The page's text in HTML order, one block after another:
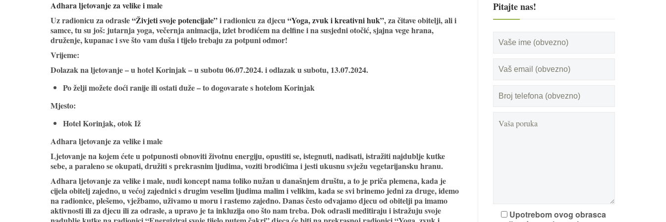
Adhara ljetovanje za velike i male
Uz radionicu za odrasle“Živjeti svoje potencijale”i radionicu za djecu“Yoga, zvuk i kreativni huk”, za čitave obitelji, ali i
samce, tu su još: jutarnja yoga, večernja animacija, izlet brodićem na delfine i na susjedni otočić, sjajna vege hrana,
druženje, kupanac i sve što vam duša i tijelo trebaju za potpuni odmor!
Vrijeme:
Dolazak na ljetovanje – u hotel Korinjak – u subotu 06.07.2024. i odlazak u subotu, 13.07.2024.
Po želji možete doći ranije ili ostati duže – to dogovarate s hotelom Korinjak
Mjesto:
Hotel Korinjak, otok Iž
Adhara ljetovanje za velike i male
Ljetovanje na kojem ćete u potpunosti obnoviti životnu energiju, opustiti se, istegnuti, nadisati, istražiti najdublje kutke
sebe, a paraleno se okupati, družiti s prekrasnim ljudima, voziti brodićima i jesti ukusnu svježu vegetarijansku hranu.
Adhara ljetovanje za velike i male, nudi koncept nama toliko nužan u današnjem društu, a to je priča plemena, kada je
cijela obitelj zajedno, u većoj zajednici s drugim veselim ljudima malim i velikim, kada se svi brinemo jedni za druge, idemo
na radionice, plešemo, vježbamo, uživamo u moru i rastemo zajedno. Danas često odvajamo djecu od obitelji pa imamo
aktivnosti ili za djecu ili za odrasle, a upravo je ta inkluzija ono što nam treba. Dok odrasli meditiraju i istražuju svoje
Pitajte nas!
Upotrebom ovog obrasca